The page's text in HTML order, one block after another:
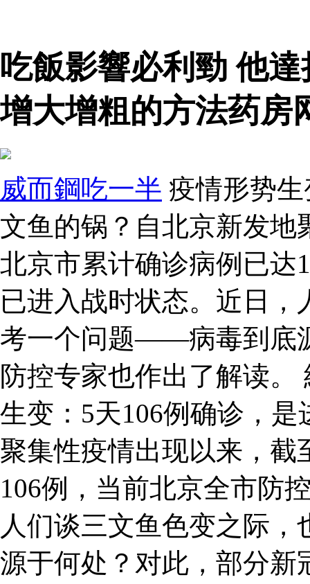
吃飯影響必利勁 他
增大增粗的方法药房
威而鋼吃一半 疫情形势
文鱼的锅？自北京新发地
北京市累计确诊病例已达
已进入战时状态。近日
考一个问题——病毒到底
防控专家也作出了解读
生变：5天106例确诊，
聚集性疫情出现以来，截
106例，当前北京全市防
人们谈三文鱼色变之际
源于何处？对此，部分新